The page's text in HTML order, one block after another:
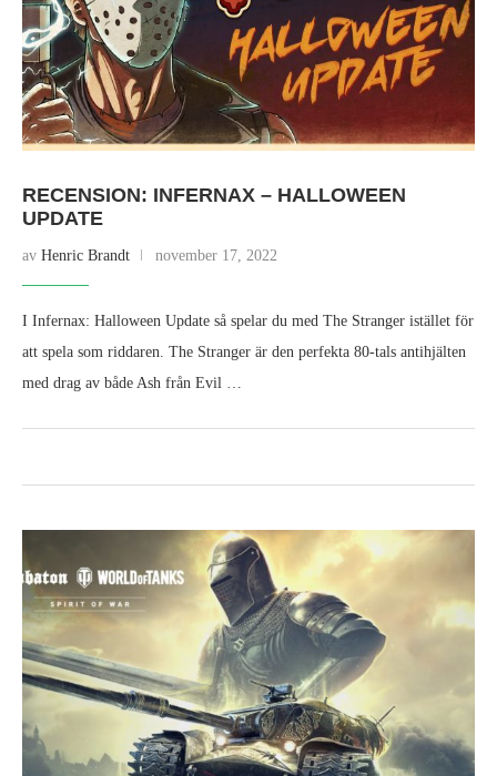
RECENSION: INFERNAX – HALLOWEEN
UPDATE
av Henric Brandt november 17, 2022
I Infernax: Halloween Update så spelar du med The Stranger istället för
att spela som riddaren. The Stranger är den perfekta 80-tals antihjälten
med drag av både Ash från Evil …